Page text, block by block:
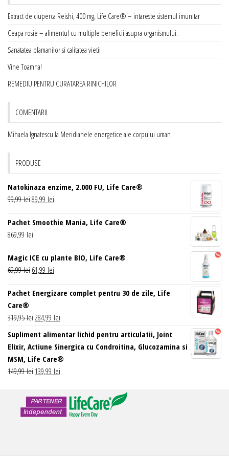
Extract de ciuperca Reishi, 400 mg, Life Care® – intareste sistemul imunitar
Ceapa rosie – alimentul cu multiple beneficii asupra organismului.
Sanatatea plamanilor si calitatea vietii
Vine Toamna!
REMEDIU PENTRU CURATAREA RINICHILOR
COMENTARII
Mihaela Ignatescu la Meridianele energetice ale corpului uman
PRODUSE
Natokinaza enzime, 2.000 FU, Life Care®
99,99leiPrețul
a
fost:
89,99 lei
este:
Pachet Smoothie Mania, Life Care®
869,99 lei
Magic ICE cu plante BIO, Life Care®
69,99lei Prețul
a
69,99 lei.
61,99 lei
este:
Pachet Energizare complet pentru 30 de zile, Life
Care®
319,95leiPrețul
inițial
fost:
319,95 lei.
284,99 lei
284,99 lei.
Supliment alimentar lichid pentru articulatii, Joint
Elixir, Actiune Sinergica cu Condroitina, Glucozamina si
MSM, Life Care®
149,99lei Prețul
a
fost:
149,99 lei.
139,99 lei
este:
139,99 lei.